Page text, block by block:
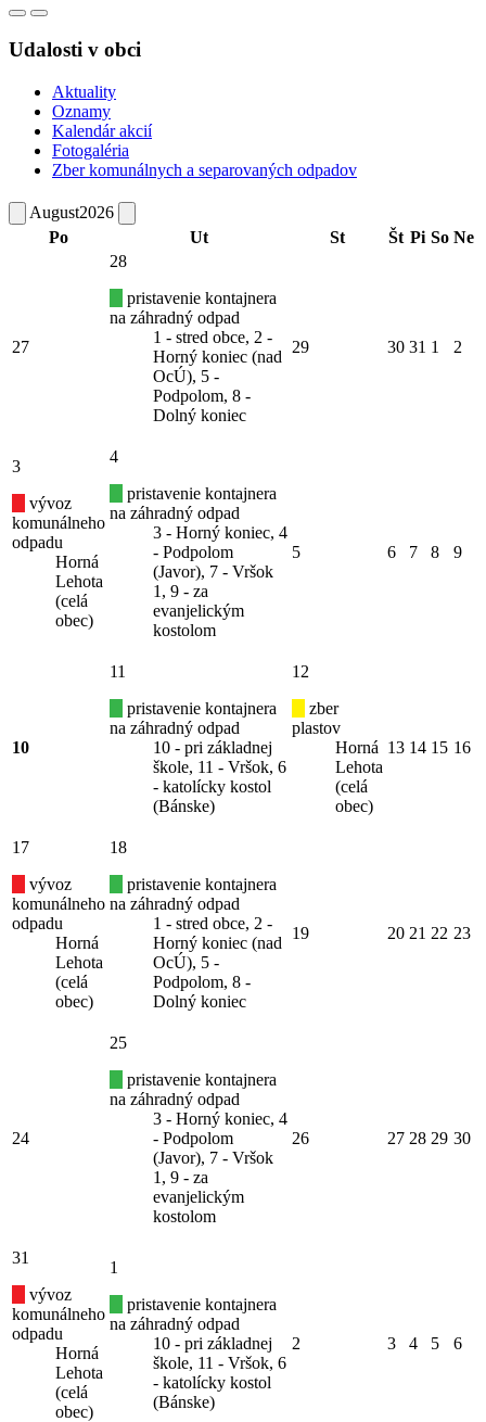
Udalosti v obci
Aktuality
Oznamy
Kalendár akcií
Fotogaléria
Zber komunálnych a separovaných odpadov
August2026
Po
Ut St Št Pi So Ne
27
28
pristavenie kontajnera
na záhradný odpad
1 - stred obce, 2 -
Horný koniec (nad
OcÚ), 5 -
Podpolom, 8 -
Dolný koniec
29 30 31 1 2
3
vývoz
komunálneho
odpadu
Horná
Lehota
(celá
obec)
4
pristavenie kontajnera
na záhradný odpad
3 - Horný koniec, 4
- Podpolom
(Javor), 7 - Vršok
1, 9 - za
evanjelickým
kostolom
5 6 7 8 9
10
11
pristavenie kontajnera
na záhradný odpad
10 - pri základnej
škole, 11 - Vršok, 6
- katolícky kostol
(Bánske)
12
zber
plastov
Horná
Lehota
(celá
obec)
13 14 15 16
17
vývoz
komunálneho
odpadu
Horná
Lehota
(celá
obec)
18
pristavenie kontajnera
na záhradný odpad
1 - stred obce, 2 -
Horný koniec (nad
OcÚ), 5 -
Podpolom, 8 -
Dolný koniec
19 20 21 22 23
24
25
pristavenie kontajnera
na záhradný odpad
3 - Horný koniec, 4
- Podpolom
(Javor), 7 - Vršok
1, 9 - za
evanjelickým
kostolom
26 27 28 29 30
31
vývoz
komunálneho
odpadu
Horná
Lehota
(celá
obec)
1
pristavenie kontajnera
na záhradný odpad
10 - pri základnej
škole, 11 - Vršok, 6
- katolícky kostol
(Bánske)
2 3 4 5 6